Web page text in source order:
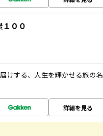
００
けする、人生を輝かせる旅の名
詳細を見る